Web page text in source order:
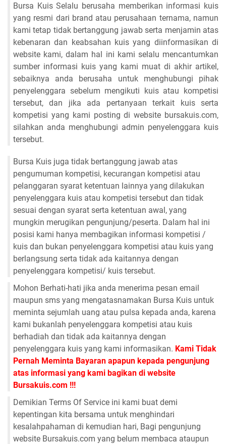
Bursa Kuis Selalu berusaha memberikan informasi kuis
yang resmi dari brand atau perusahaan ternama, namun
kami tetap tidak bertanggung jawab serta menjamin atas
kebenaran dan keabsahan kuis yang diinformasikan di
website kami, dalam hal ini kami selalu mencantumkan
sumber informasi kuis yang kami muat di akhir artikel,
sebaiknya anda berusaha untuk menghubungi pihak
penyelenggara sebelum mengikuti kuis atau kompetisi
tersebut, dan jika ada pertanyaan terkait kuis serta
kompetisi yang kami posting di website bursakuis.com,
silahkan anda menghubungi admin penyelenggara kuis
tersebut.
Bursa Kuis juga tidak bertanggung jawab atas
pengumuman kompetisi, kecurangan kompetisi atau
pelanggaran syarat ketentuan lainnya yang dilakukan
penyelenggara kuis atau kompetisi tersebut dan tidak
sesuai dengan syarat serta ketentuan awal, yang
mungkin merugikan pengunjung/peserta. Dalam hal ini
posisi kami hanya membagikan informasi kompetisi /
kuis dan bukan penyelenggara kompetisi atau kuis yang
berlangsung serta tidak ada kaitannya dengan
penyelenggara kompetisi/ kuis tersebut.
Mohon Berhati-hati jika anda menerima pesan email
maupun sms yang mengatasnamakan Bursa Kuis untuk
meminta sejumlah uang atau pulsa kepada anda, karena
kami bukanlah penyelenggara kompetisi atau kuis
berhadiah dan tidak ada kaitannya dengan
penyelenggara kuis yang kami informasikan. Kami Tidak
Pernah Meminta Bayaran apapun kepada pengunjung
atas informasi yang kami bagikan di website
Bursakuis.com !!!
Demikian Terms Of Service ini kami buat demi
kepentingan kita bersama untuk menghindari
kesalahpahaman di kemudian hari, Bagi pengunjung
website Bursakuis.com yang belum membaca ataupun